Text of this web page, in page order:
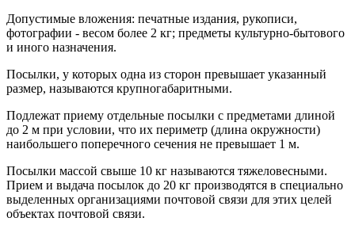
Допустимые вложения: печатные издания, рукописи,
фотографии - весом более 2 кг; предметы культурно-бытового
и иного назначения.
Посылки, у которых одна из сторон превышает указанный
размер, называются крупногабаритными.
Подлежат приему отдельные посылки с предметами длиной
до 2 м при условии, что их периметр (длина окружности)
наибольшего поперечного сечения не превышает 1 м.
Посылки массой свыше 10 кг называются тяжеловесными.
Прием и выдача посылок до 20 кг производятся в специально
выделенных организациями почтовой связи для этих целей
объектах почтовой связи.